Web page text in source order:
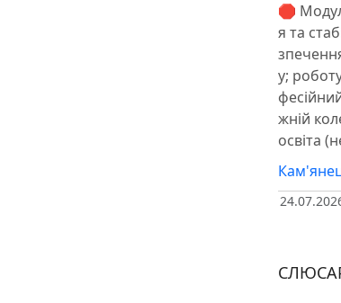
🛑
я та
у;
жній
освіта